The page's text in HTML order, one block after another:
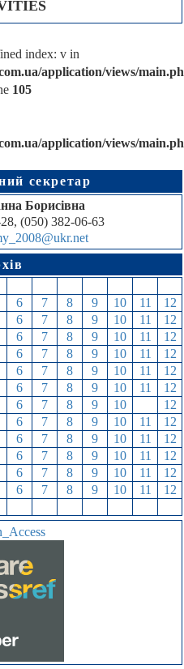
index: v in
application/views/
105
application/views/
секретар
Борисівна
(050) 382-06-63
6 7 8 9 10 11
12
6 7 8 9 10 11
12
6 7 8 9 10 11
12
6 7 8 9 10 11
12
6 7 8 9 10 11
12
6 7 8 9 10 11
12
6 7 8 9 10
12
6 7 8 9 10 11
12
6 7 8 9 10 11
12
6 7 8 9 10 11
12
6 7 8 9 10 11
12
6 7 8 9 10 11
12